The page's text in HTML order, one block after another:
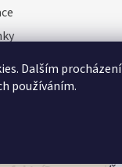
Dalším
používáním.
či převodem).
zdarma?
údajů